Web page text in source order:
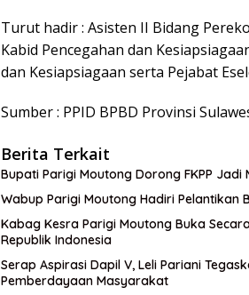
Turut hadir : Asisten II Bidang
Kabid Pencegahan dan
dan Kesiapsiagaan serta Pejabat
Sumber : PPID BPBD Provinsi
Berita Terkait
Bupati Parigi Moutong Dorong FKPP
Wabup Parigi Moutong Hadiri Pelantikan
Kabag Kesra Parigi Moutong Buka
Republik Indonesia
Serap Aspirasi Dapil V, Leli Pariani
Pemberdayaan Masyarakat